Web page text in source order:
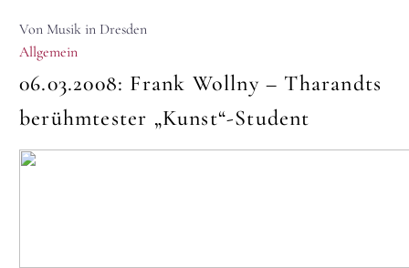
Von Musik in Dresden
Allgemein
06.03.2008: Frank Wollny – Tharandts
berühmtester „Kunst“-Student